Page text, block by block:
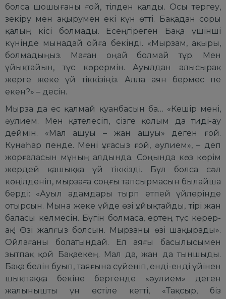
болса шошығаны ғой, тілден қалды. Осы тергеу,
зекіру мен ақырумен екі күн өтті. Бақадан соры
қалың кісі болмады. Есеңгіреген Бақа үшінші
күнінде мынадай ойға бекінді. «Мырзам, ақыры,
болмадыңыз. Маған оңай болмай тұр. Мен
ұйықтайын, түс көрермін. Ауылдан алысырақ
жерге жеке үй тіккізіңіз. Алла аян бермес пе
екен?» – десін.
Мырза да ес қалмай қуанбасын ба… «Кешір мені,
әулием. Мен қателесіп, сізге қолым да тиді-ау
деймін. «Мал ашуы – жан ашуы» деген ғой.
Күнәһар пенде. Мені ұғасыз ғой, әулием», – деп
жорғаласын мұның алдында. Соңында көз көрім
жердей қашыққа үй тіккізді. Бұл болса сәл
көңілденіп, мырзаға соңғы тапсырмасын былайша
берді: «Ауыл адамдары тырп етпей үйлерінде
отырсын. Мына жеке үйде өзі ұйықтайды, тірі жан
баласы келмесін. Бүгін болмаса, ертең түс көрер-
ақ! Өзі жалғыз болсын. Мырзаны өзі шақырады».
Ойлағаны болатындай. Ел аяғы басылысымен
зытпақ қой Бақаекең. Мал да, жан да тыншыды.
Бақа белін буып, таяғына сүйеніп, енді-енді үйінен
шықпаққа бекіне бергенде «әулием» деген
жалынышты үн естіле кетті, «Тақсыр, біз